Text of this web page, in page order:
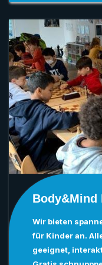
Body&Mind
Wir bieten
für Kinder an.
geeignet,